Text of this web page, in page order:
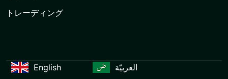
トレーディング
English العربيّة